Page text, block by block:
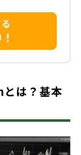
は？基本